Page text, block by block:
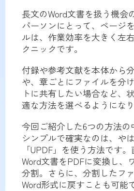
長文のWord文書を扱う機会
パーソンにとって、ページ
ルは、作業効率を大きく左
クニックです。
付録や参考文献を本体から
や、章ごとにファイルを分
トに共有したい場合など、
適な方法を選べるようになり
今回ご紹介した6つの方法の
シンプルで確実なのは、や
「UPDF」を使う方法です
Word文書をPDFに変換し、
分割。さらに、分割したフ
Word形式に戻すことも可能